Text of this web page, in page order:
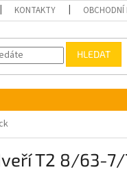
KONTAKTY
HLEDAT
T2 8/63-7/